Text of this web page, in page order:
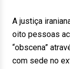
A justiça
oito pessoas
“obscena”
com sede no